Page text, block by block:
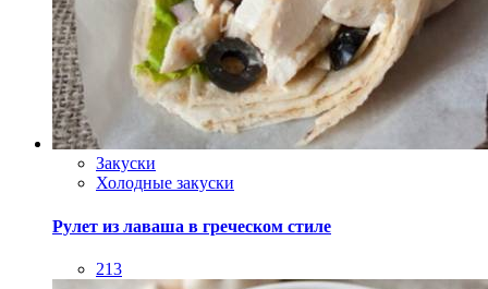
Закуски
Холодные закуски
Рулет из лаваша в греческом стиле
213